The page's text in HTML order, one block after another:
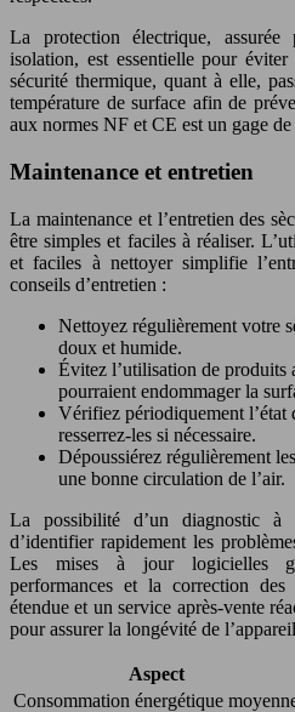
La protection électrique,
isolation, est essentielle pour
sécurité thermique, quant à elle,
température de surface afin de
aux normes NF et CE est un gage
Maintenance et entretien
La maintenance et l’entretien des
être simples et faciles à réaliser.
et faciles à nettoyer simplifie
conseils d’entretien :
Nettoyez régulièrement votre
doux et humide.
Évitez l’utilisation de produits
pourraient endommager la
Vérifiez périodiquement l’état
resserrez-les si nécessaire.
Dépoussiérez régulièrement
une bonne circulation de l’air.
La possibilité d’un diagnostic à
d’identifier rapidement les
Les mises à jour logicielles
performances et la correction
étendue et un service après-vente
pour assurer la longévité de
Aspect
Consommation énergétique